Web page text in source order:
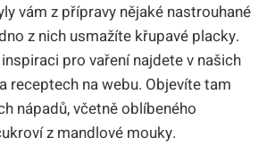
vám z přípravy nějaké nastrouhané
z nich usmažíte křupavé placky.
pro vaření najdete v našich
receptech na webu. Objevíte tam
nápadů, včetně oblíbeného
z mandlové mouky.